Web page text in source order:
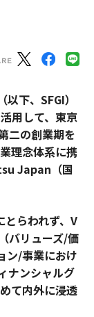
下、SFGI）
用して、東京
二の創業期を
理念体系に携
Japan（国
とらわれず、V
バリューズ/価
ン/事業におけ
ナンシャルグ
て内外に浸透